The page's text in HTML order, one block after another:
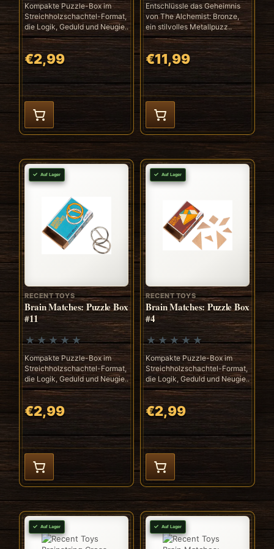
Kompakte Puzzle-Box im
Streichholzschachtel-Format,
die Logik, Geduld und Neugie..
€2,99
Entschlüssle das Geheimnis
von The Alchemist: Bronze,
ein stilvolles Metallpuzz..
€11,99
Auf Lager
RECENT TOYS
Brain Matches: Puzzle Box
#11
Kompakte Puzzle-Box im
Streichholzschachtel-Format,
die Logik, Geduld und Neugie..
€2,99
Auf Lager
RECENT TOYS
Brain Matches: Puzzle Box
#4
Kompakte Puzzle-Box im
Streichholzschachtel-Format,
die Logik, Geduld und Neugie..
€2,99
Auf Lager Auf Lager